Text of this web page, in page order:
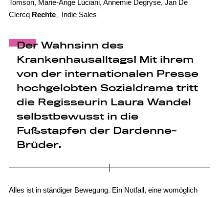
Tomson, Marie-Ange Luciani, Annemie Degryse, Jan De
Clercq Rechte_ Indie Sales
Der Wahnsinn des
Krankenhausalltags! Mit ihrem
von der internationalen Presse
hochgelobten Sozialdrama tritt
die Regisseurin Laura Wandel
selbstbewusst in die
Fußstapfen der Dardenne-
Brüder.
Alles ist in ständiger Bewegung. Ein Notfall, eine womöglich